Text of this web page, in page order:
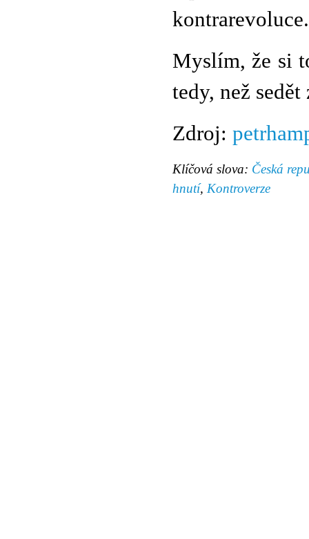
kontrarevoluce.
Myslím, že si
tedy, než
Zdroj:
Klíčová slova: Česká
hnutí, Kontroverze